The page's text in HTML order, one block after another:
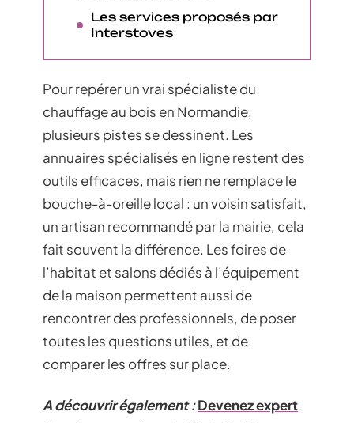
Les services proposés par
Interstoves
Pour repérer un vrai spécialiste du
chauffage au bois en Normandie,
plusieurs pistes se dessinent. Les
annuaires spécialisés en ligne restent des
outils efficaces, mais rien ne remplace le
bouche-à-oreille local : un voisin satisfait,
un artisan recommandé par la mairie, cela
fait souvent la différence. Les foires de
l’habitat et salons dédiés à l’équipement
de la maison permettent aussi de
rencontrer des professionnels, de poser
toutes les questions utiles, et de
comparer les offres sur place.
A découvrir également :Devenez expert